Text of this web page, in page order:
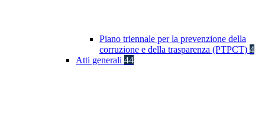
Piano triennale per la prevenzione della
corruzione e della trasparenza (PTPCT) 4
Atti generali 44